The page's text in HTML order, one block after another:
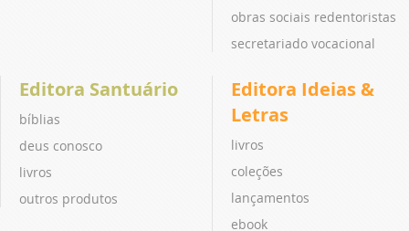
obras sociais redentoristas
secretariado vocacional
Editora Santuário
bíblias
deus conosco
livros
outros produtos
Editora Ideias &
Letras
livros
coleções
lançamentos
ebook